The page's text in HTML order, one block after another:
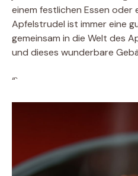
einem festlichen Essen oder
Apfelstrudel ist immer eine
gemeinsam in die Welt des
und dieses wunderbare
“`